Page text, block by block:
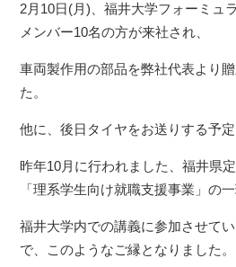
2月10日(月)、福井大学フォーミュ
メンバー10名の方が来社され、
車両製作用の部品を弊社代表より
た。
他に、後日タイヤをお送りする予定
昨年10月に行われました、福井県
「理系学生向け就職支援事業」の一
福井大学内での講義に参加させて
で、このようなご縁となりました。